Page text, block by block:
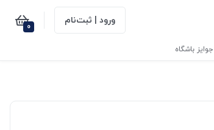
ورود | ثبت‌نام 0
جوایز باشگاه